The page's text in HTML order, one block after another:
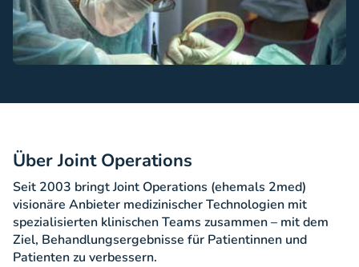
Über Joint Operations
Seit 2003 bringt Joint Operations (ehemals 2med)
visionäre Anbieter medizinischer Technologien mit
spezialisierten klinischen Teams zusammen – mit dem
Ziel, Behandlungsergebnisse für Patientinnen und
Patienten zu verbessern.